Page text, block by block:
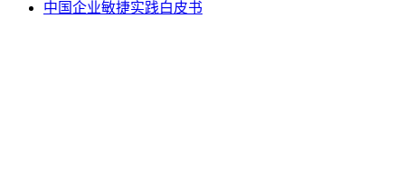
中国企业敏捷实践白皮书